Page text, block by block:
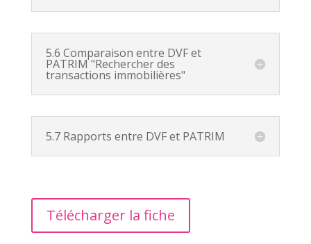
5.6 Comparaison entre DVF et
PATRIM "Rechercher des
transactions immobilières"
5.7 Rapports entre DVF et PATRIM
Télécharger la fiche